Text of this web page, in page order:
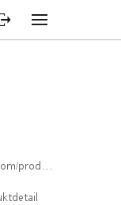
CH1567431403